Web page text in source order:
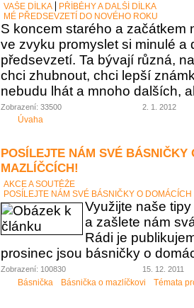
VAŠE DÍLKA
PŘÍBĚHY A DALŠÍ DÍLKA
MÉ PŘEDSEVZETÍ DO NOVÉHO ROKU
S koncem starého a začátkem
ve zvyku promyslet si minulé a
předsevzetí. Ta bývají různá,
chci zhubnout, chci lepší
nebudu lhát a mnoho dalších,
Zobrazení: 33500 2. 1. 2012
Úvaha
POSÍLEJTE NÁM SVÉ BÁSNIČKY
MAZLÍČCÍCH!
AKCE A SOUTĚŽE
POSÍLEJTE NÁM SVÉ BÁSNIČKY O
Využijte naše
a zašlete nám
Rádi je
prosinec jsou básničky o
Zobrazení: 100830 15. 12. 2011
Básnička Básnička o mazlíčkovi Témata